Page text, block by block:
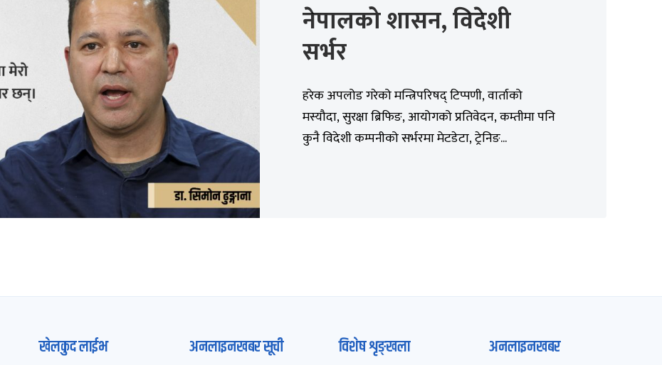
नेपालको शासन, विदेशी
सर्भर
हरेक अपलोड गरेको मन्त्रिपरिषद् टिप्पणी, वार्ताको
मस्यौदा, सुरक्षा ब्रिफिङ, आयोगको प्रतिवेदन, कम्तीमा पनि
कुनै विदेशी कम्पनीको सर्भरमा मेटडेटा, ट्रेनिङ...
खेलकुद लाईभ अनलाइनखबर सूची विशेष शृङ्खला अनलाइनखबर